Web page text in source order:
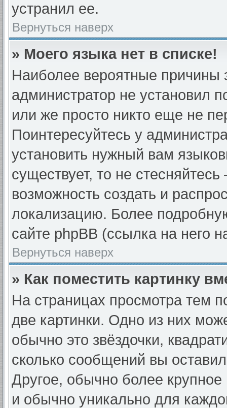
устранил ее.
Вернуться наверх
» Моего языка нет в списке!
Наиболее вероятные причины
администратор не установил
или же просто никто еще не
Поинтересуйтесь у
установить нужный вам
существует, то не
возможность создать и
локализацию. Более
сайте phpBB (ссылка на него
Вернуться наверх
» Как поместить картинку
На страницах просмотра тем
две картинки. Одно из них
обычно это звёздочки,
сколько сообщений вы
Другое, обычно более крупное
и обычно уникально для